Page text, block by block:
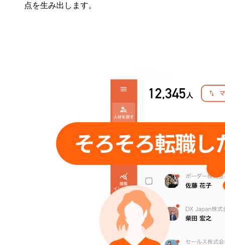
点を生み出します。